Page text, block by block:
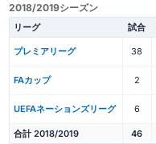
2018/2019シーズン
リーグ 試合
プレミアリーグ 38
FAカップ 2
UEFAネーションズリーグ 6
合計 2018/2019 46